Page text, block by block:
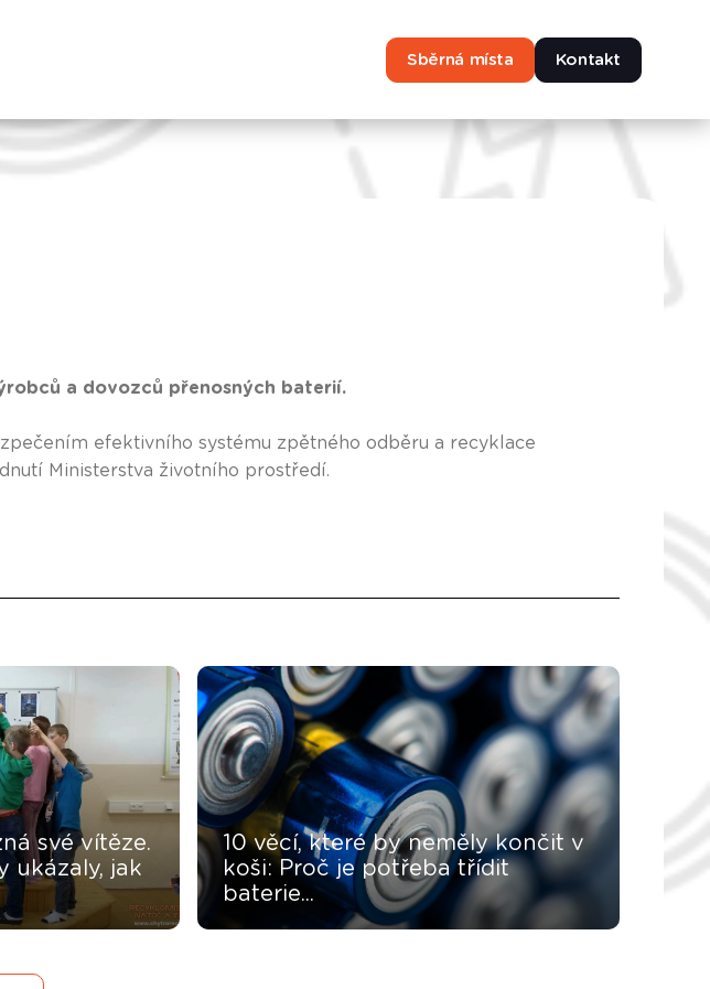
Sběrná místa Kontakt
a dovozců přenosných baterií.
efektivního systému zpětného odběru a recyklace
Ministerstva životního prostředí.
své vítěze.
ukázaly, jak
10 věcí, které by neměly končit v
koši: Proč je potřeba třídit
baterie...